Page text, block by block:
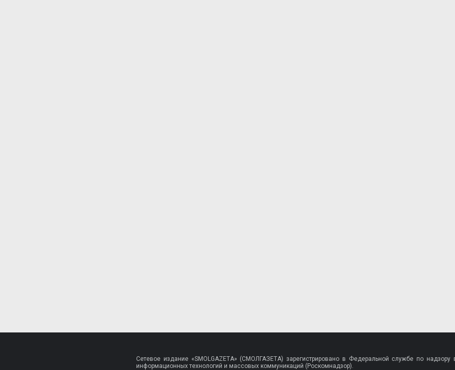
Сетевое издание «SMOLGAZETA» (СМОЛГАЗЕТА) зарегистрировано в Федеральной службе по надзору
информационных технологий и массовых коммуникаций (Роскомнадзор).